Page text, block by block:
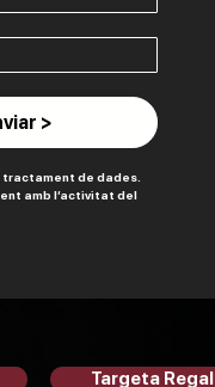
>
de dades.
amb l’activitat del
Targeta Regal